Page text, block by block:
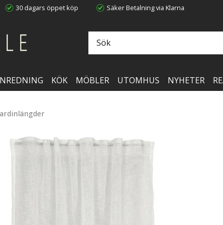
30 dagars öppet köp Säker Betalning via Klarna
KÖK MÖBLER UTOMHUS NYHETER